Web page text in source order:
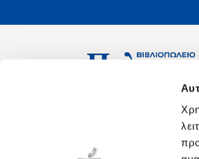
Ασκληπιού 1-3, Αθήνα 106 79